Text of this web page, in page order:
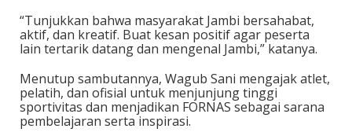
“Tunjukkan bahwa masyarakat Jambi bersahabat,
aktif, dan kreatif. Buat kesan positif agar peserta
lain tertarik datang dan mengenal Jambi,” katanya.
Menutup sambutannya, Wagub Sani mengajak atlet,
pelatih, dan ofisial untuk menjunjung tinggi
sportivitas dan menjadikan FORNAS sebagai sarana
pembelajaran serta inspirasi.